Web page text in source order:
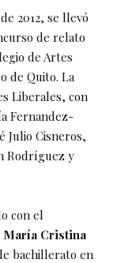
2012, se llevó
de relato
de Artes
de Quito. La
Liberales, con
Fernandez-
Julio Cisneros,
Rodríguez y
con el
María Cristina
bachillerato en